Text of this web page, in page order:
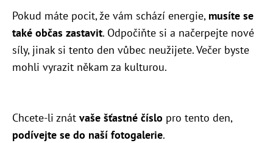
Pokud máte pocit, že vám schází energie, musíte se
také občas zastavit. Odpočiňte si a načerpejte nové
síly, jinak si tento den vůbec neužijete. Večer byste
mohli vyrazit někam za kulturou.
Chcete-li znát vaše šťastné číslo pro tento den,
podívejte se do naší fotogalerie.